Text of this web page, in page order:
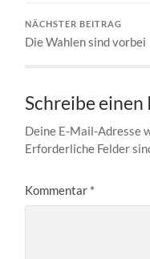
NÄCHSTER BEITRAG
Die Wahlen sind vorbei
Schreibe
Deine E-Mail-Adresse
Erforderliche Felder
Kommentar *